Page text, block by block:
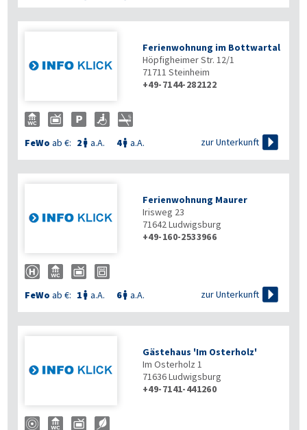
Ferienwohnung im Bottwartal
Höpfigheimer Str. 12/1
71711 Steinheim
+49-7144-282122
FeWo ab €: 2  a.A. 4 a.A. zur Unterkunft 
Ferienwohnung Maurer
Irisweg 23
71642Ludwigsburg
+49-160-2533966
FeWo ab €: 1  a.A. 6 a.A. zur Unterkunft 
Gästehaus 'Im Osterholz'
Im Osterholz 1
71636Ludwigsburg
+49-7141-441260